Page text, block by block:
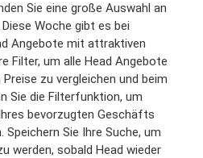
Sie eine große Auswahl an
Woche gibt es bei
Angebote mit attraktiven
Filter, um alle Head Angebote
zu vergleichen und beim
Sie die Filterfunktion, um
bevorzugten Geschäfts
Sie Ihre Suche, um
werden, sobald Head wieder